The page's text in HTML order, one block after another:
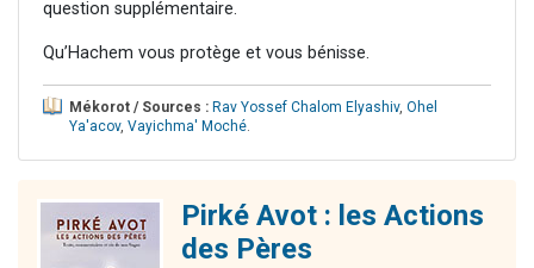
question supplémentaire.
Qu’Hachem vous protège et vous bénisse.
Mékorot / Sources : Rav Yossef Chalom Elyashiv, Ohel
Ya'acov, Vayichma' Moché.
Pirké Avot : les Actions
des Pères